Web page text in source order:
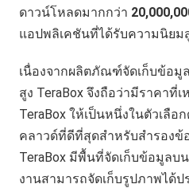
ดาวน์โหลดมากกว่า
แอปพลิเคชันที่ได้รับความนิยม
เนื่องจากผลิตภัณฑ์จัดเก็บข้อมู
สูง TeraBox จึงถือว่ามีราคาที่เ
TeraBox ให้เป็นหนึ่งในตัวเลื
คลาวด์ที่ดีที่สุดสำหรับสำรองข้
TeraBox มีพื้นที่จัดเก็บข้อมูลบ
งานสามารถจัดเก็บรูปภาพได้